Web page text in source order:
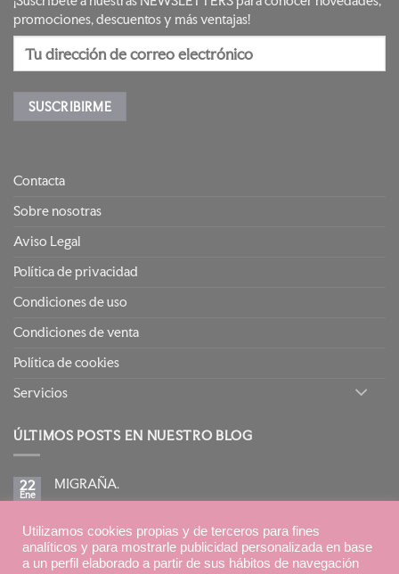
promociones, descuentos y más ventajas!
Contacta
Sobre nosotras
Aviso Legal
Política de privacidad
Condiciones de uso
Condiciones de venta
Política de cookies
Servicios
ÚLTIMOS POSTS EN NUESTRO BLOG
22
Ene
MIGRAÑA.
No
en
MIGRAÑA.
15
BIRETIX ISOREPAIR: PIELES GRASAS TENDENCIA
ACNEICA CON TRATAMIENTOS RETINOIDES
No
hay
Utilizamos cookies propias y de terceros para fines
analíticos y para mostrarle publicidad personalizada en base
a un perfil elaborado a partir de sus hábitos de navegación